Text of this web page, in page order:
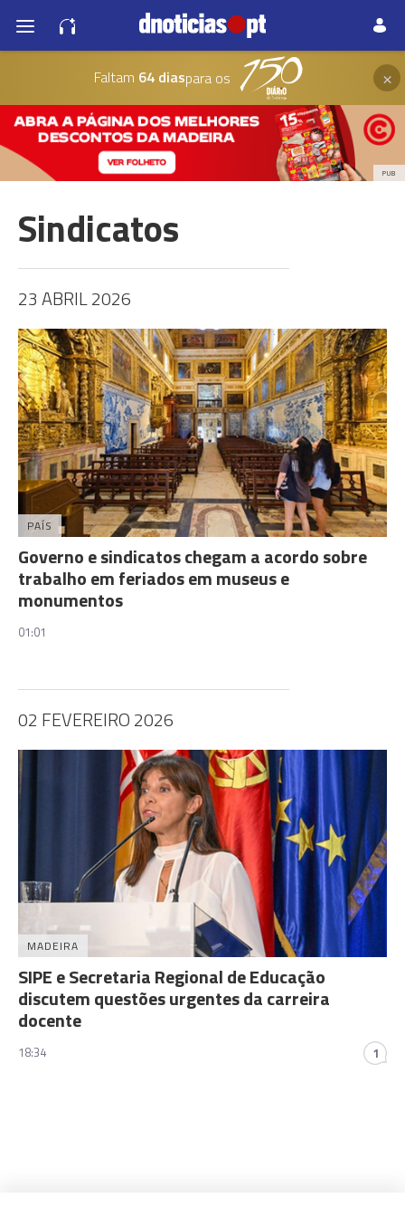
Faltam 64 diaspara os ×
PUB
Sindicatos
23 ABRIL 2026
PAÍS
Governo e sindicatos chegam a acordo sobre
trabalho em feriados em museus e
monumentos
01:01
02 FEVEREIRO 2026
MADEIRA
SIPE e Secretaria Regional de Educação
discutem questões urgentes da carreira
docente
18:34 1